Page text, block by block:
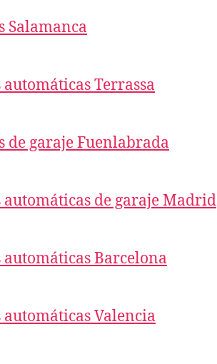
Salamanca
Terrassa
de garaje Fuenlabrada
de garaje Madrid
Barcelona
Valencia